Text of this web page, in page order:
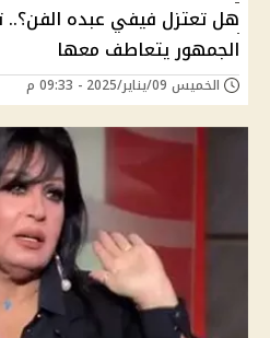
هل تعتزل فيفي عبده الفن؟..
الجمهور يتعاطف معها
الخميس 09/يناير/2025 - 09:33 م